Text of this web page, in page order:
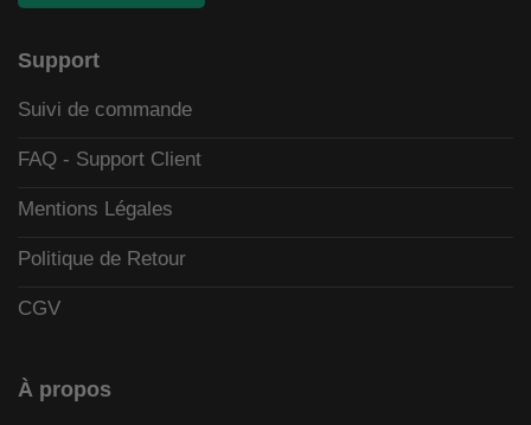
Support
Suivi de commande
FAQ - Support Client
Mentions Légales
Politique de Retour
CGV
À propos